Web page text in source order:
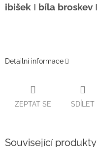
ibišek Ι bíla broskev Ι
Detailní informace
ZEPTAT SE SDÍLET
Související produkty